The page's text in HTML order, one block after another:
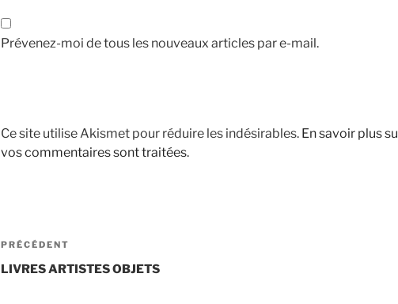
Prévenez-moi de tous les nouveaux articles par e-mail.
Ce site utilise Akismet pour réduire les indésirables. En savoir plus
vos commentaires sont traitées.
Navigation
de
Article
précédent
PRÉCÉDENT
LIVRES ARTISTES OBJETS